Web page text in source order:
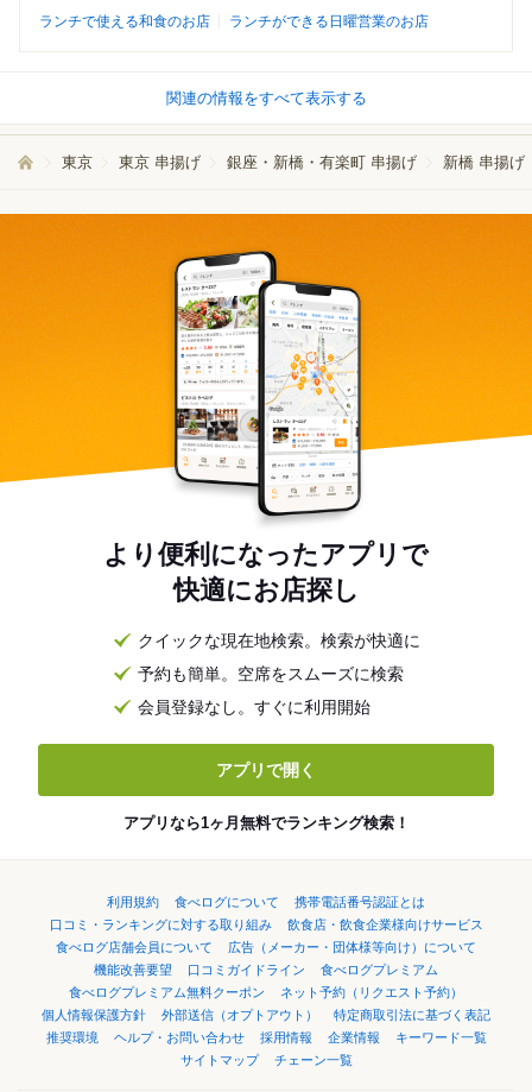
ランチで使える和食のお店 ランチができる日曜営業のお店
関連の情報をすべて表示する
東京 東京 串揚げ 銀座・新橋・有楽町 串揚げ 新橋 串揚げ
より便利になったアプリで
快適にお店探し
クイックな現在地検索。検索が快適に
予約も簡単。空席をスムーズに検索
会員登録なし。すぐに利用開始
アプリで開く
アプリなら1ヶ月無料でランキング検索！
利用規約 食べログについて
携帯電話番号認証とは
口コミ・ランキングに対する取り組み
飲食店・飲食企業様向けサービス
食べログ店舗会員について
広告（メーカー・団体様等向け）について
機能改善要望
口コミガイドライン
食べログプレミアム
食べログプレミアム無料クーポン
ネット予約（リクエスト予約）
個人情報保護方針
外部送信（オプトアウト）
特定商取引法に基づく表記
推奨環境
ヘルプ・お問い合わせ 採用情報 企業情報
キーワード一覧
サイトマップ
チェーン一覧